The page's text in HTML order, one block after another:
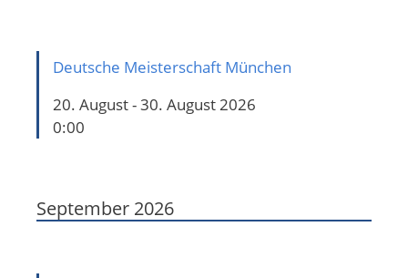
Deutsche Meisterschaft München
20. August - 30. August 2026
0:00
September 2026